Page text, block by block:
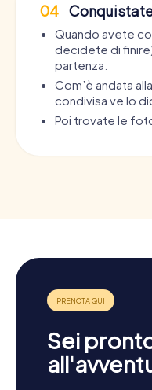
04
Quando avete
decidete di
partenza.
Com’è andata
condivisa ve lo
Poi trovate le
Sei